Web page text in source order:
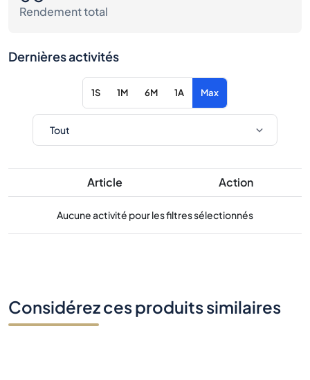
Rendement total
Dernières activités
1S 1M 6M 1A Max
Article Action
Aucune activité pour les filtres sélectionnés
Considérez ces produits similaires